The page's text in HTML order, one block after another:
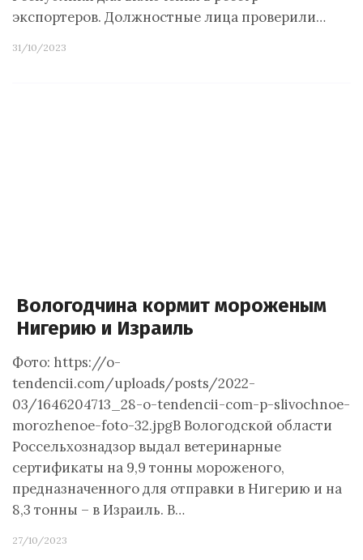
экспортеров. Должностные лица проверили…
31/10/2023
Вологодчина кормит мороженым
Нигерию и Израиль
Фото: https://o-
tendencii.com/uploads/posts/2022-
03/1646204713_28-o-tendencii-com-p-slivochnoe-
morozhenoe-foto-32.jpgВ Вологодской области
Россельхознадзор выдал ветеринарные
сертификаты на 9,9 тонны мороженого,
предназначенного для отправки в Нигерию и на
8,3 тонны – в Израиль. В…
27/10/2023